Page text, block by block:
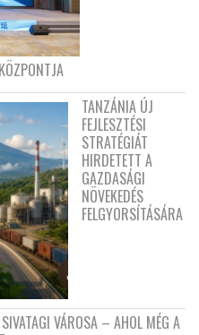
TANZÁNIA ÚJ
FEJLESZTÉSI
STRATÉGIÁT
HIRDETETT A
GAZDASÁGI
NÖVEKEDÉS
FELGYORSÍTÁSÁRA
VÁROSA – AHOL MÉG A